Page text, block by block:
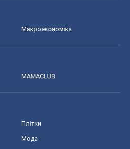
Макроекономіка
MAMACLUB
Плітки
Мода